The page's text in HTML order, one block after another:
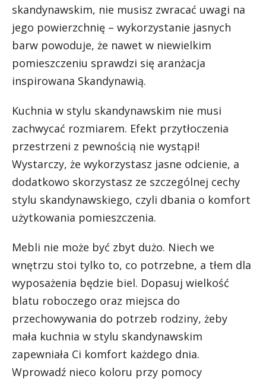
skandynawskim, nie musisz zwracać uwagi na
jego powierzchnię – wykorzystanie jasnych
barw powoduje, że nawet w niewielkim
pomieszczeniu sprawdzi się aranżacja
inspirowana Skandynawią.
Kuchnia w stylu skandynawskim nie musi
zachwycać rozmiarem. Efekt przytłoczenia
przestrzeni z pewnością nie wystąpi!
Wystarczy, że wykorzystasz jasne odcienie, a
dodatkowo skorzystasz ze szczególnej cechy
stylu skandynawskiego, czyli dbania o komfort
użytkowania pomieszczenia.
Mebli nie może być zbyt dużo. Niech we
wnętrzu stoi tylko to, co potrzebne, a tłem dla
wyposażenia będzie biel. Dopasuj wielkość
blatu roboczego oraz miejsca do
przechowywania do potrzeb rodziny, żeby
mała kuchnia w stylu skandynawskim
zapewniała Ci komfort każdego dnia.
Wprowadź nieco koloru przy pomocy